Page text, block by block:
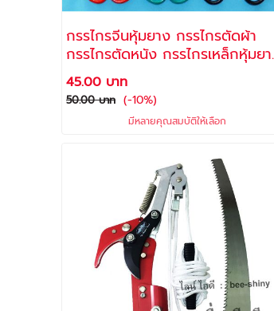
กรรไกรจีนหุ้มยาง กรรไกรตัดผ้า
กรรไกรตัดหนัง กรรไกรเหล็กหุ้มยาง
อเนกประสงค์ ใบมีดคม SOGO (ด้าม
คละสี)
45.00 บาท
50.00 บาท (-10%)
มีหลายคุณสมบัติให้เลือก